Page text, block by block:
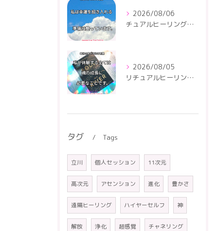
2026/08/06
チュアルヒーリングセンター
2026/08/05
リチュアルヒーリングセンター
タグ Tags
立川 個人セッション 11次元
高次元 アセンション 進化 豊かさ
遠隔ヒーリング ハイヤーセルフ 神
解放 浄化 超感覚 チャネリング